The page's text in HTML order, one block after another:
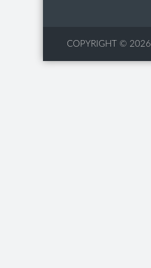
COPYRIGHT © 2026